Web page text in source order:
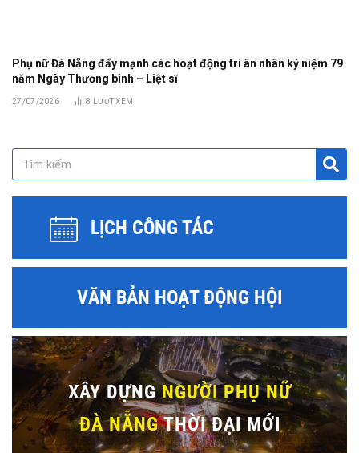
Phụ nữ Đà Nẵng đẩy mạnh các hoạt động tri ân nhân kỷ niệm 79
năm Ngày Thương binh – Liệt sĩ
27/07/2026 8 LƯỢT XEM
LỊCH CÔNG TÁC
VĂN BẢN HOẠT ĐỘNG HỘI
XÂY DỰNGNGƯỜI PHỤ NỮ
ĐÀ NẴNGTHỜI ĐẠI MỚI